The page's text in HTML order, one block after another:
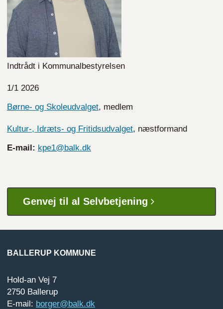
Indtrådt i Kommunalbestyrelsen
1/1 2026
Børne- og Skoleudvalget, medlem
Kultur-, Idræts- og Fritidsudvalget, næstformand
E-mail: kpe1@balk.dk
Genvej til al Selvbetjening
BALLERUP KOMMUNE
Hold-an Vej 7
2750 Ballerup
E-mail: borger@balk.dk